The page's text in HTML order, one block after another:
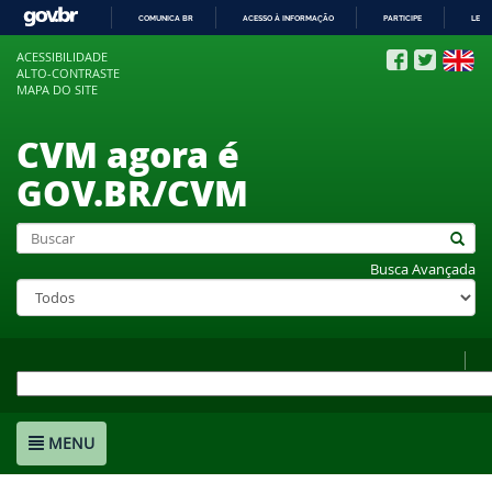
COMUNICA BR ACESSO À INFORMAÇÃO PARTICIPE
ACESSIBILIDADE
ALTO-CONTRASTE
MAPA DO SITE
CVM agora é
GOV.BR/CVM
Busca Avançada
MENU